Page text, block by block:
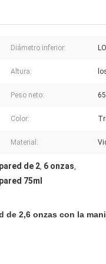
Diámetro inferior:
Altura:
Peso neto:
Color:
Material:
de 2, 6 onzas,
75ml
2,6 onzas con la